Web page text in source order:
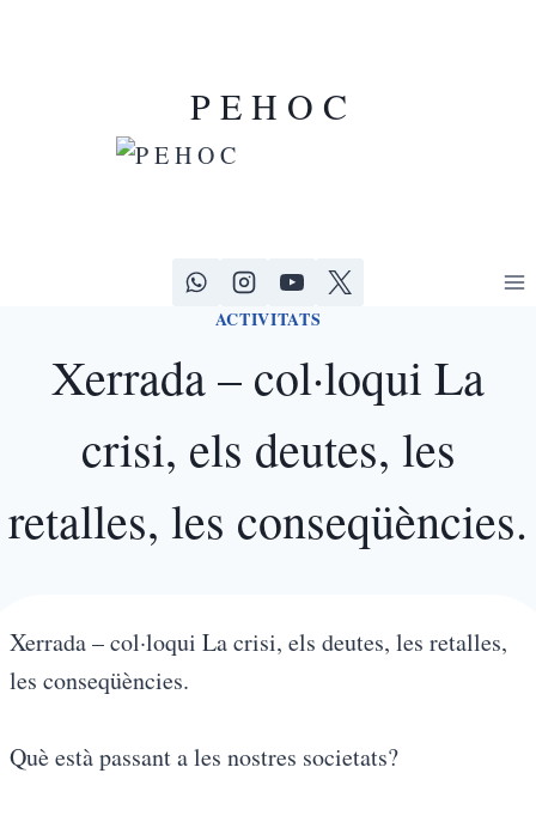
P E H O C
ACTIVITATS
Xerrada – col·loqui La
crisi, els deutes, les
retalles, les conseqüències.
Xerrada – col·loqui La crisi, els deutes, les retalles,
les conseqüències.
Què està passant a les nostres societats?